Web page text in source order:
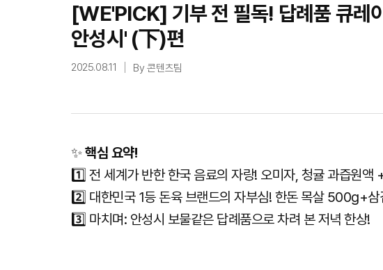
[WE'PICK] 기부 전 필독! 답례품 큐레
안성시' (下)편
2025.08.11 By 콘텐츠팀
✨핵심 요약!
1️⃣ 전 세계가 반한 한국 음료의 자랑! 오미자, 청귤 과즙원
2️⃣ 대한민국 1등 돈육 브랜드의 자부심! 한돈 목살 500g+
3️⃣ 마치며: 안성시 보물같은 답례품으로 차려 본 저녁 한상!